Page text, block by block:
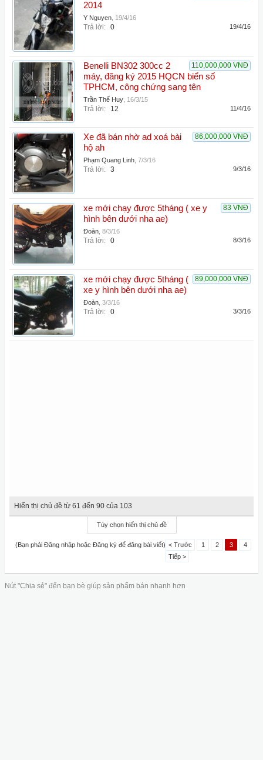
2014
Y Nguyen 19/4/16
Trả lời: 0 19/4/16
110,000,000 VNĐ
Benelli BN302 300cc 2
máy, đăng ký 2015 HQCN biển số
TPHCM, công chứng sang tên
Trần Thế Huy 16/3/15
Trả lời: 12 11/4/16
86,000,000 VNĐ
Xe đã bán nhờ ad xoá bài
hộ ah
Phạm Quang Linh 7/3/16
Trả lời: 3 9/3/16
83 VNĐ
xe mới chạy được 5tháng ( xe y
hình bên dưới nha ae)
Đoàn 8/3/16
Trả lời: 0 8/3/16
89,000,000 VNĐ
xe mới chạy được 5tháng (
xe y hình bên dưới nha ae)
Đoàn 3/3/16
Trả lời: 0 3/3/16
Hiển thị chủ đề từ 61 đến 90 của 103
Tùy chọn hiển thị chủ đề
(Bạn phải Đăng nhập hoặc Đăng ký để đăng bài viết) < Trước 1 2 3
4
Tiếp >
Nút "Chia sẻ" đến bạn bè giúp sản phẩm bán nhanh hơn